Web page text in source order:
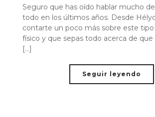
Seguro que has oído hablar mucho
todo en los últimos años. Desde
contarte un poco más sobre este
físico y que sepas todo acerca de
[...]
Seguir leyendo